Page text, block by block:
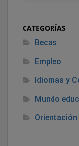
CATEGORÍAS
Becas
Empleo
Idiomas y
Mundo
Orientación